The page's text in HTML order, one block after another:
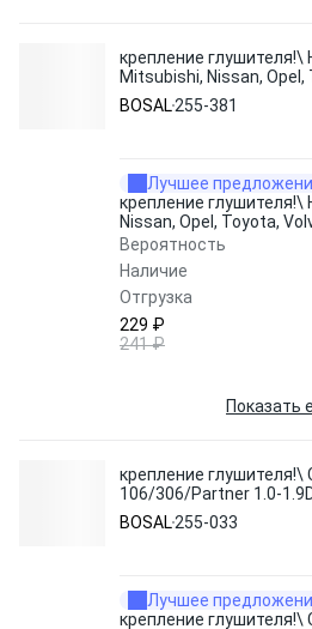
крепление глушителя!\
Mitsubishi, Nissan, Opel,
255-381 BOSAL
BOSAL255-381
Лучшее
крепление глушителя!\
Nissan, Opel, Toyota,
Вероятность
Наличие
Отгрузка
229 ₽
241 ₽
Показать
крепление глушителя!\
106/306/Partner 1.0-
BOSAL
BOSAL255-033
Лучшее
крепление глушителя!\